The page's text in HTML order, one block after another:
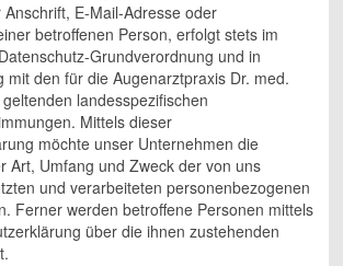
E-Mail-Adresse oder
betroffenen Person, erfolgt stets im
Grundverordnung und in
mit den für die Augenarztpraxis Dr. med.
landesspezifischen
Mittels dieser
möchte unser Unternehmen die
Art, Umfang und Zweck der von uns
und verarbeiteten personenbezogenen
Ferner werden betroffene Personen mittels
über die ihnen zustehenden